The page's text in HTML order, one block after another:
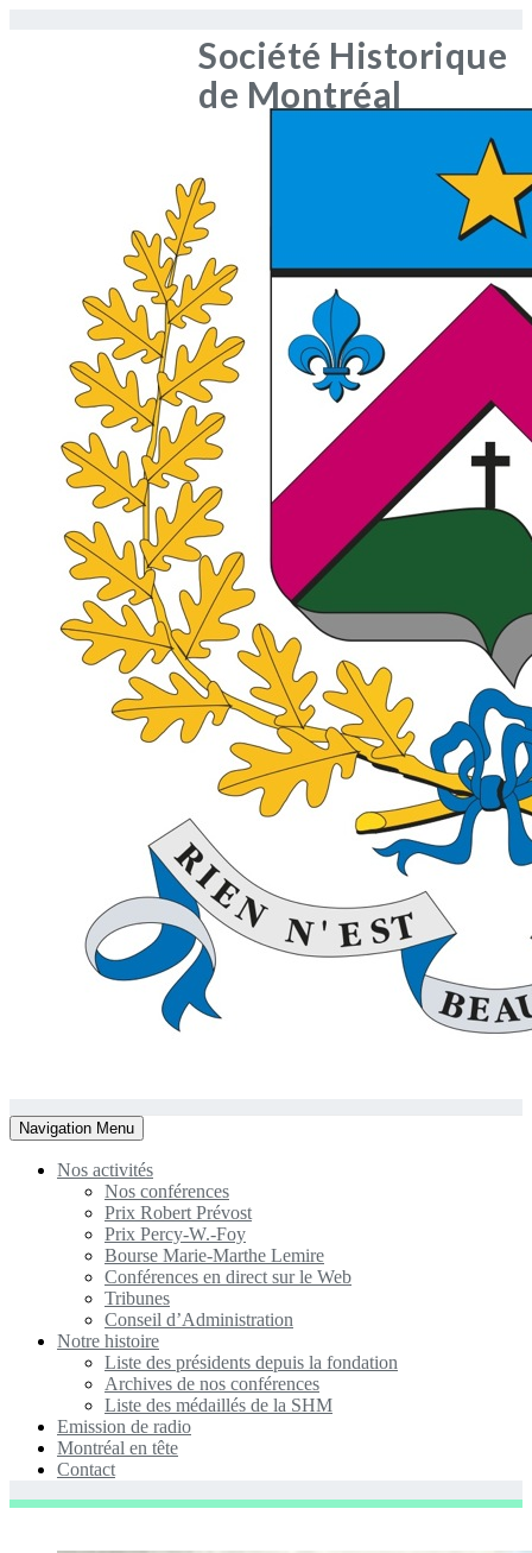
Société Historique
de Montréal
Toggle
navigation
Navigation Menu
Nos activités
Nos conférences
Prix Robert Prévost
Prix Percy-W.-Foy
Bourse Marie-Marthe Lemire
Conférences en direct sur le Web
Tribunes
Conseil d’Administration
Notre histoire
Liste des présidents depuis la fondation
Archives de nos conférences
Liste des médaillés de la SHM
Emission de radio
Montréal en tête
Contact